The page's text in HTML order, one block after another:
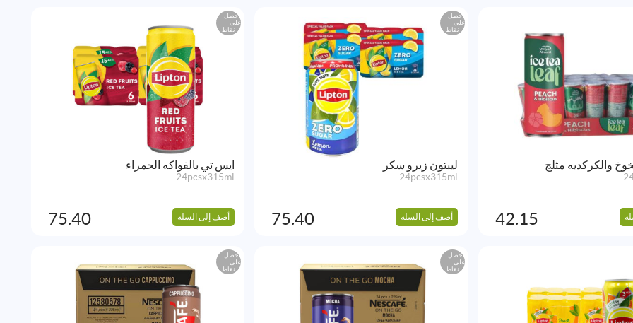
والكركديه مثلج
42.15
احصل
على
نقاط
ليبتون زيرو سكر
24pcsx315ml
أضف إلى السلة 75.40
احصل
على
نقاط
ايس تي بالفواكه الحمراء
24pcsx315ml
أضف إلى السلة 75.40
احصل
على
نقاط
احصل
على
نقاط